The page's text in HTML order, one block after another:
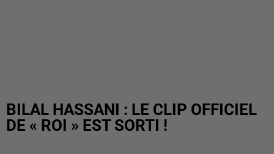
BILAL HASSANI : LE CLIP OFFICIEL
DE « ROI » EST SORTI !